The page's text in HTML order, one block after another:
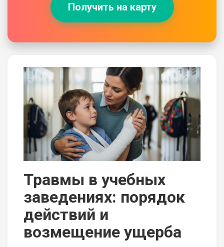
Получить на карту
Травмы в учебных
заведениях: порядок
действий и
возмещение ущерба